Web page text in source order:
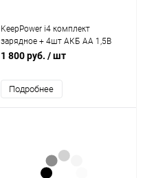
KeepPower i4 комплект
зарядное + 4шт АКБ AA 1,5В
2400мАч
1 800 руб. / шт
Подробнее